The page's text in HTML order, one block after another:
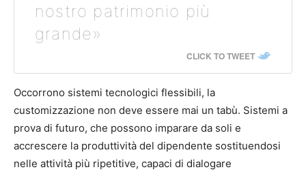
nostro patrimonio più
grande»
CLICK TO TWEET
Occorrono sistemi tecnologici flessibili, la
customizzazione non deve essere mai un tabù. Sistemi a
prova di futuro, che possono imparare da soli e
accrescere la produttività del dipendente sostituendosi
nelle attività più ripetitive, capaci di dialogare